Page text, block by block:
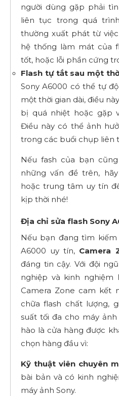
người dùng gặp phải
liên tục trong quá
thường xuất phát từ
hệ thống làm mát của
tốt, hoặc lỗi phần cứng
Flash tự tắt sau một
Sony A6000 có thể tự
một thời gian dài, điều
bị quá nhiệt hoặc gặp
Điều này có thể ảnh
trong các buổi chụp liên
Nếu fash của bạn
những vấn đề trên,
hoặc trung tâm uy tín
kịp thời nhé!
Địa chỉ sửa flash Sony
Nếu bạn đang tìm kiếm
A6000 uy tín, Camera
đáng tin cậy. Với đội
nghiệp và kinh nghiệm
Camera Zone cam kết
chữa flash chất lượng,
suất tối đa cho máy
hào là cửa hàng được
chọn hàng đầu vì:
Kỹ thuật viên chuyên
bài bản và có kinh
máy ảnh Sony.